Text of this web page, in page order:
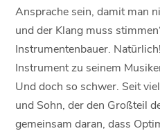
Ansprache sein, damit man
und der Klang muss
Instrumentenbauer.
Instrument zu seinem
Und doch so schwer. Seit
und Sohn, der den Großteil
gemeinsam daran, dass